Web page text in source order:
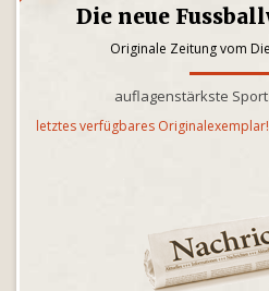
Die neue
Originale Zeitung vom
auflagenstärkste
letztes verfügbares Originalexemplar!